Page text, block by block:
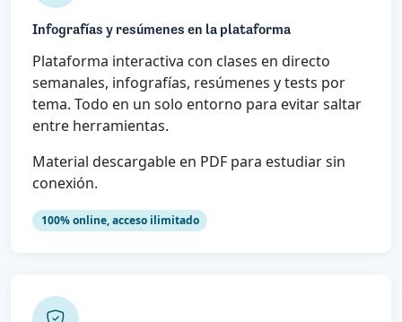
Infografías y resúmenes en la plataforma
Plataforma interactiva con clases en directo
semanales, infografías, resúmenes y tests por
tema. Todo en un solo entorno para evitar saltar
entre herramientas.
Material descargable en PDF para estudiar sin
conexión.
100% online, acceso ilimitado